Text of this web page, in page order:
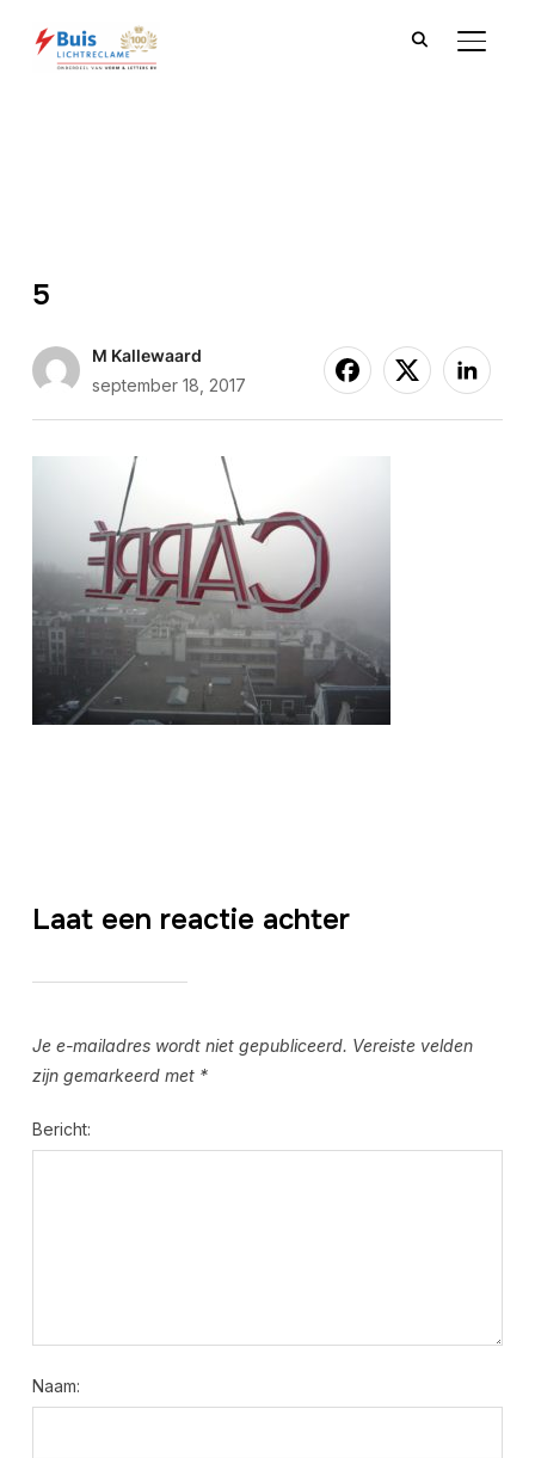
5
M Kallewaard
september 18, 2017
Laat een reactie achter
Je e-mailadres wordt niet gepubliceerd. Vereiste velden
zijn gemarkeerd met *
Bericht:
Naam: